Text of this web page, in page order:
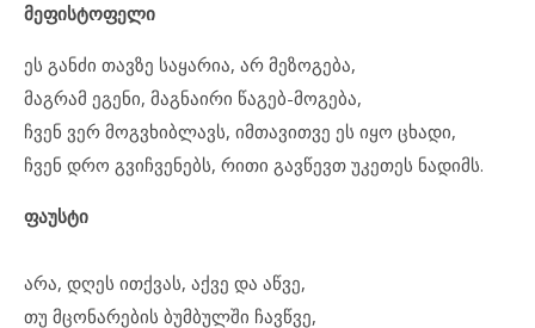
მეფისტოფელი
ეს განძი თავზე საყარია, არ მეზოგება,
მაგრამ ეგენი, მაგნაირი წაგებ-მოგება,
ჩვენ ვერ მოგვხიბლავს, იმთავითვე ეს იყო ცხადი,
ჩვენ დრო გვიჩვენებს, რითი გავწევთ უკეთეს ნადიმს.
ფაუსტი
არა, დღეს ითქვას, აქვე და აწვე,
თუ მცონარების ბუმბულში ჩავწვე,